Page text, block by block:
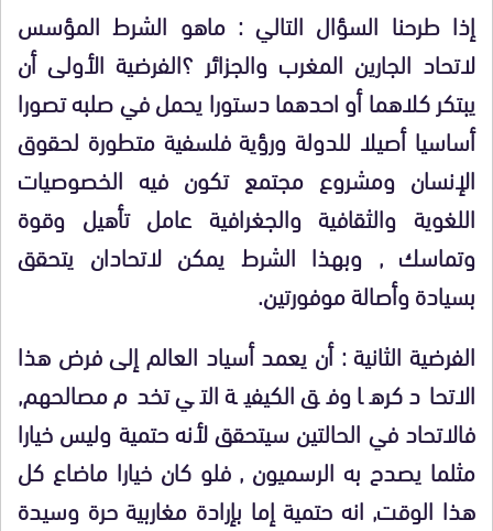
إذا طرحنا السؤال التالي : ماهو الشرط المؤسس
لاتحاد الجارين المغرب والجزائر ؟الفرضية الأولى أن
يبتكر كلاهما أو احدهما دستورا يحمل في صلبه تصورا
أساسيا أصيلا للدولة ورؤية فلسفية متطورة لحقوق
الإنسان ومشروع مجتمع تكون فيه الخصوصيات
اللغوية والثقافية والجغرافية عامل تأهيل وقوة
وتماسك , وبهذا الشرط يمكن لاتحادان يتحقق
بسيادة وأصالة موفورتين.
الفرضية الثانية : أن يعمد أسياد العالم إلى فرض هذا
الاتحاد كرها وفق الكيفية التي تخدم مصالحهم,
فالاتحاد في الحالتين سيتحقق لأنه حتمية وليس خيارا
مثلما يصدح به الرسميون , فلو كان خيارا ماضاع كل
هذا الوقت, انه حتمية إما بإرادة مغاربية حرة وسيدة